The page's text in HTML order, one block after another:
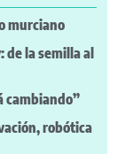
murciano
de la semilla al
cambiando”
robótica